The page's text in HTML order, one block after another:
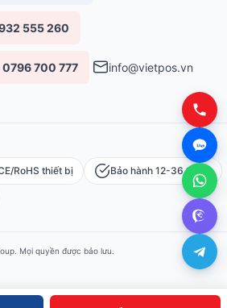
555 260
0796 700 777 info@vietpos.vn
RoHS thiết bị Bảo hành 12-36 tháng
Mọi quyền được bảo lưu.